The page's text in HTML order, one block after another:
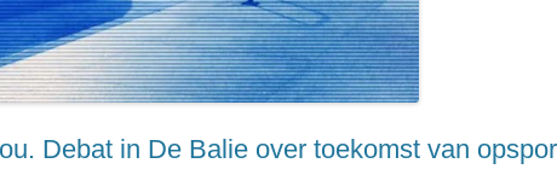
Debat in De Balie over toekomst van